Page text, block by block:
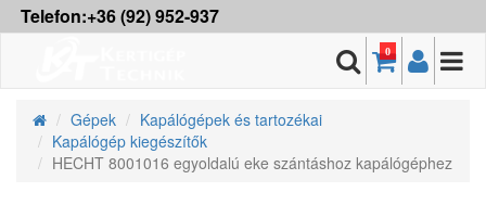
Telefon:+36 (92) 952-937
0
Gépek
Kapálógépek és tartozékai
Kapálógép kiegészítők
HECHT 8001016 egyoldalú eke szántáshoz kapálógéphez